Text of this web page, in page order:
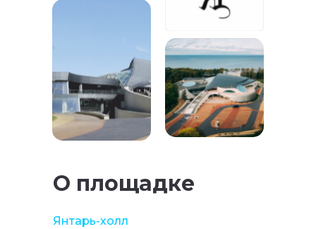
О площадке
Янтарь-холл